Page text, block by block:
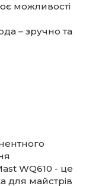
можливості
– зручно та
WQ610 - це
для майстрів